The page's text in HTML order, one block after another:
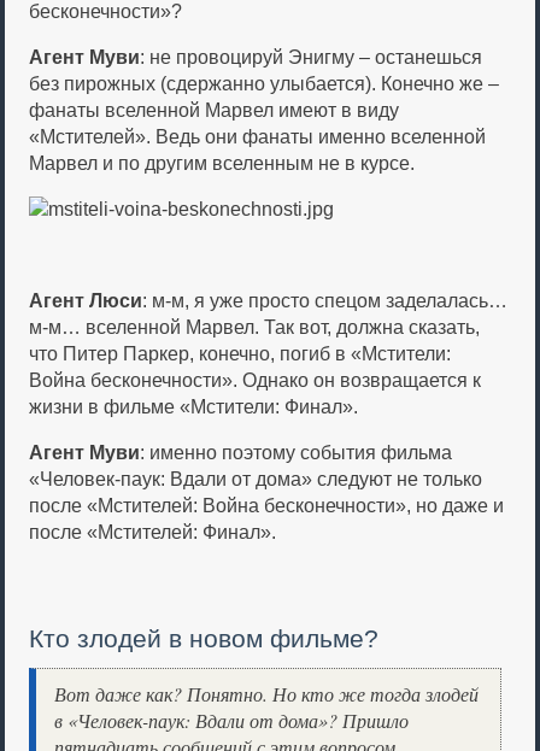
бесконечности»?
Агент Муви: не провоцируй Энигму – останешься
без пирожных (сдержанно улыбается). Конечно же –
фанаты вселенной Марвел имеют в виду
«Мстителей». Ведь они фанаты именно вселенной
Марвел и по другим вселенным не в курсе.
Агент Люси: м-м, я уже просто спецом заделалась…
м-м… вселенной Марвел. Так вот, должна сказать,
что Питер Паркер, конечно, погиб в «Мстители:
Война бесконечности». Однако он возвращается к
жизни в фильме «Мстители: Финал».
Агент Муви: именно поэтому события фильма
«Человек-паук: Вдали от дома» следуют не только
после «Мстителей: Война бесконечности», но даже и
после «Мстителей: Финал».
Кто злодей в новом фильме?
Вот даже как? Понятно. Но кто же тогда злодей
в «Человек-паук: Вдали от дома»? Пришло